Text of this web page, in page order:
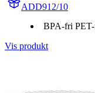
ADD912/10
BPA-fri
Vis produkt